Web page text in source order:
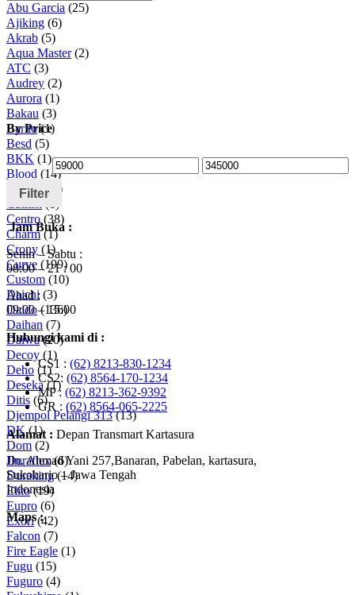
Abu Garcia (25)
Ajiking (6)
Akrab (5)
Aqua Master (2)
ATC (3)
Audrey (2)
Aurora (1)
Bakau (3)
Barito (1)
Besd (5)
BKK (1)
Blood (14)
Captain (5)
Catfish (1)
Centro (38)
Charm (1)
Crony (1)
Curve (199)
Custom (10)
Daichi (3)
Daido (136)
Daihan (7)
Daiwa (20)
Decoy (1)
Deho (1)
Deseka (1)
Ditis (6)
Djempol Pelangi 313 (13)
DK (1)
Dom (2)
Duraflex (6)
Duraking (14)
Elito (19)
Eupro (6)
Exori (42)
Falcon (7)
Fire Eagle (1)
Fugu (15)
Fuguro (4)
By Price
Filter
Jam Buka :
Senin – Sabtu :
08:00 – 21 : 00
Ahad :
09:00 – 15:00
Hubungi kami di :
CS1 : (62) 8213-830-1234
CS2: (62) 8564-170-1234
MP : (62) 8213-362-9392
GR : (62) 8564-065-2225
Alamat : Depan Transmart Kartasura
Jln. Ahmad Yani 257,Banaran, Pabelan, kartasura,
Sukoharjo – Jawa Tengah
Indonesia
Maps :